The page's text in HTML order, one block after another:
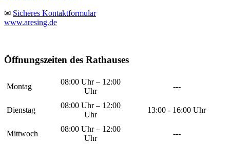
✉ Sicheres Kontaktformular
www.aresing.de
Öffnungszeiten des Rathauses
Montag
08:00 Uhr – 12:00
Uhr
---
Dienstag
08:00 Uhr – 12:00
Uhr
13:00 - 16:00 Uhr
Mittwoch
08:00 Uhr – 12:00
Uhr
---